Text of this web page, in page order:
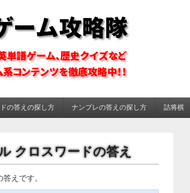
ム攻略隊
の答えの探し方 ナンプレの答えの探し方 詰将棋
クロスワードの答え
えです。